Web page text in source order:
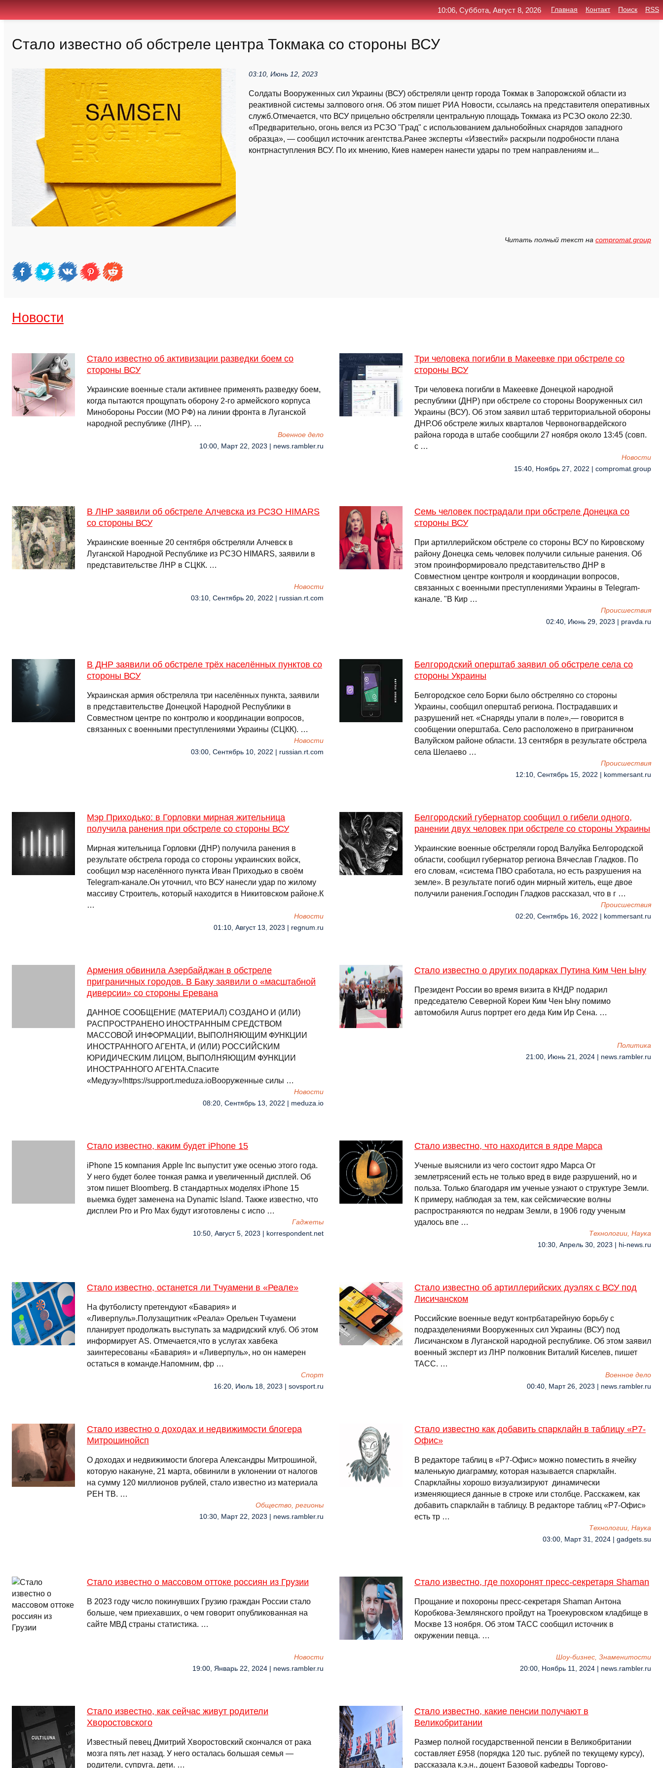
Стало известно об обстреле центра Токмака со стороны ВСУ
03:10, Июнь 12, 2023
Солдаты Вооруженных сил Украины (ВСУ) обстреляли центр города Токмак в Запорожской области из
реактивной системы залпового огня. Об этом пишет РИА Новости, ссылаясь на представителя оперативных
служб.Отмечается, что ВСУ прицельно обстреляли центральную площадь Токмака из РСЗО около 22:30.
«Предварительно, огонь велся из РСЗО "Град" с использованием дальнобойных снарядов западного
образца», — сообщил источник агентства.Ранее эксперты «Известий» раскрыли подробности плана
контрнаступления ВСУ. По их мнению, Киев намерен нанести удары по трем направлениям и...
Читать полный текст на compromat.group
Новости
Стало известно об активизации разведки боем со
стороны ВСУ
Украинские военные стали активнее применять разведку боем,
когда пытаются прощупать оборону 2-го армейского корпуса
Минобороны России (МО РФ) на линии фронта в Луганской
народной республике (ЛНР). …
Военное дело
10:00, Март 22, 2023 | news.rambler.ru
Три человека погибли в Макеевке при обстреле со
стороны ВСУ
Три человека погибли в Макеевке Донецкой народной
республики (ДНР) при обстреле со стороны Вооруженных сил
Украины (ВСУ). Об этом заявил штаб территориальной обороны
ДНР.Об обстреле жилых кварталов Червоногвардейского
района города в штабе сообщили 27 ноября около 13:45 (совп.
с …
Новости
15:40, Ноябрь 27, 2022 | compromat.group
В ЛНР заявили об обстреле Алчевска из РСЗО HIMARS
со стороны ВСУ
Украинские военные 20 сентября обстреляли Алчевск в
Луганской Народной Республике из РСЗО HIMARS, заявили в
представительстве ЛНР в СЦКК. …
Новости
03:10, Сентябрь 20, 2022 | russian.rt.com
Семь человек пострадали при обстреле Донецка со
стороны ВСУ
При артиллерийском обстреле со стороны ВСУ по Кировскому
району Донецка семь человек получили сильные ранения. Об
этом проинформировало представительство ДНР в
Совместном центре контроля и координации вопросов,
связанных с военными преступлениями Украины в Telegram-
канале. "В Кир …
Происшествия
02:40, Июнь 29, 2023 | pravda.ru
В ДНР заявили об обстреле трёх населённых пунктов со
стороны ВСУ
Украинская армия обстреляла три населённых пункта, заявили
в представительстве Донецкой Народной Республики в
Совместном центре по контролю и координации вопросов,
связанных с военными преступлениями Украины (СЦКК). …
Новости
03:00, Сентябрь 10, 2022 | russian.rt.com
Белгородский оперштаб заявил об обстреле села со
стороны Украины
Белгородское село Борки было обстреляно со стороны
Украины, сообщил оперштаб региона. Пострадавших и
разрушений нет. «Снаряды упали в поле»,— говорится в
сообщении оперштаба. Село расположено в приграничном
Валуйском районе области. 13 сентября в результате обстрела
села Шелаево …
Происшествия
12:10, Сентябрь 15, 2022 | kommersant.ru
Мэр Приходько: в Горловки мирная жительница
получила ранения при обстреле со стороны ВСУ
Мирная жительница Горловки (ДНР) получила ранения в
результате обстрела города со стороны украинских войск,
сообщил мэр населённого пункта Иван Приходько в своём
Telegram-канале.Он уточнил, что ВСУ нанесли удар по жилому
массиву Строитель, который находится в Никитовском районе.К
…
Новости
01:10, Август 13, 2023 | regnum.ru
Белгородский губернатор сообщил о гибели одного,
ранении двух человек при обстреле со стороны Украины
Украинские военные обстреляли город Валуйка Белгородской
области, сообщил губернатор региона Вячеслав Гладков. По
его словам, «система ПВО сработала, но есть разрушения на
земле». В результате погиб один мирный житель, еще двое
получили ранения.Господин Гладков рассказал, что в г …
Происшествия
02:20, Сентябрь 16, 2022 | kommersant.ru
Армения обвинила Азербайджан в обстреле
приграничных городов. В Баку заявили о «масштабной
диверсии» со стороны Еревана
ДАННОЕ СООБЩЕНИЕ (МАТЕРИАЛ) СОЗДАНО И (ИЛИ)
РАСПРОСТРАНЕНО ИНОСТРАННЫМ СРЕДСТВОМ
МАССОВОЙ ИНФОРМАЦИИ, ВЫПОЛНЯЮЩИМ ФУНКЦИИ
ИНОСТРАННОГО АГЕНТА, И (ИЛИ) РОССИЙСКИМ
ЮРИДИЧЕСКИМ ЛИЦОМ, ВЫПОЛНЯЮЩИМ ФУНКЦИИ
ИНОСТРАННОГО АГЕНТА.Спасите
«Медузу»!https://support.meduza.ioВооруженные силы …
Новости
08:20, Сентябрь 13, 2022 | meduza.io
Стало известно о других подарках Путина Ким Чен Ыну
Президент России во время визита в КНДР подарил
председателю Северной Кореи Ким Чен Ыну помимо
автомобиля Aurus портрет его деда Ким Ир Сена. …
Политика
21:00, Июнь 21, 2024 | news.rambler.ru
Стало известно, каким будет iPhone 15
iPhone 15 компания Apple Inc выпустит уже осенью этого года.
У него будет более тонкая рамка и увеличенный дисплей. Об
этом пишет Bloomberg. В стандартных моделях iPhone 15
выемка будет заменена на Dynamic Island. Также известно, что
дисплеи Pro и Pro Max будут изготовлены с испо …
Гаджеты
10:50, Август 5, 2023 | korrespondent.net
Стало известно, что находится в ядре Марса
Ученые выяснили из чего состоит ядро Марса От
землетрясений есть не только вред в виде разрушений, но и
польза. Только благодаря им ученые узнают о структуре Земли.
К примеру, наблюдая за тем, как сейсмические волны
распространяются по недрам Земли, в 1906 году ученым
удалось впе …
Технологии, Наука
10:30, Апрель 30, 2023 | hi-news.ru
Стало известно, останется ли Тчуамени в «Реале»
На футболисту претендуют «Бавария» и
«Ливерпуль».Полузащитник «Реала» Орельен Тчуамени
планирует продолжать выступать за мадридский клуб. Об этом
информирует AS. Отмечается,что в услугах хавбека
заинтересованы «Бавария» и «Ливерпуль», но он намерен
остаться в команде.Напомним, фр …
Спорт
16:20, Июль 18, 2023 | sovsport.ru
Стало известно об артиллерийских дуэлях с ВСУ под
Лисичанском
Российские военные ведут контрбатарейную борьбу с
подразделениями Вооруженных сил Украины (ВСУ) под
Лисичанском в Луганской народной республике. Об этом заявил
военный эксперт из ЛНР полковник Виталий Киселев, пишет
ТАСС. …
Военное дело
00:40, Март 26, 2023 | news.rambler.ru
Стало известно о доходах и недвижимости блогера
Митрошинойсп
О доходах и недвижимости блогера Александры Митрошиной,
которую накануне, 21 марта, обвинили в уклонении от налогов
на сумму 120 миллионов рублей, стало известно из материала
РЕН ТВ. …
Общество, регионы
10:30, Март 22, 2023 | news.rambler.ru
Стало известно как добавить спарклайн в таблицу «Р7-
Офис»
В редакторе таблиц в «Р7-Офис» можно поместить в ячейку
маленькую диаграмму, которая называется спарклайн.
Спарклайны хорошо визуализируют динамически
изменяющиеся данные в строке или столбце. Расскажем, как
добавить спарклайн в таблицу. В редакторе таблиц «Р7-Офис»
есть тр …
Технологии, Наука
03:00, Март 31, 2024 | gadgets.su
Стало известно о массовом оттоке россиян из Грузии
В 2023 году число покинувших Грузию граждан России стало
больше, чем приехавших, о чем говорит опубликованная на
сайте МВД страны статистика. …
Новости
19:00, Январь 22, 2024 | news.rambler.ru
Стало известно, где похоронят пресс-секретаря Shaman
Прощание и похороны пресс-секретаря Shaman Антона
Коробкова-Землянского пройдут на Троекуровском кладбище в
Москве 13 ноября. Об этом ТАСС сообщил источник в
окружении певца. …
Шоу-бизнес, Знаменитости
20:00, Ноябрь 11, 2024 | news.rambler.ru
Стало известно, как сейчас живут родители
Хворостовского
Известный певец Дмитрий Хворостовский скончался от рака
мозга пять лет назад. У него осталась большая семья —
родители, супруга, дети. …
Стало известно, какие пенсии получают в
Великобритании
Размер полной государственной пенсии в Великобритании
составляет £958 (порядка 120 тыс. рублей по текущему курсу),
рассказала к.э.н., доцент Базовой кафедры Торгово-
10:06, Суббота, Август 8, 2026 Главная Контакт Поиск RSS